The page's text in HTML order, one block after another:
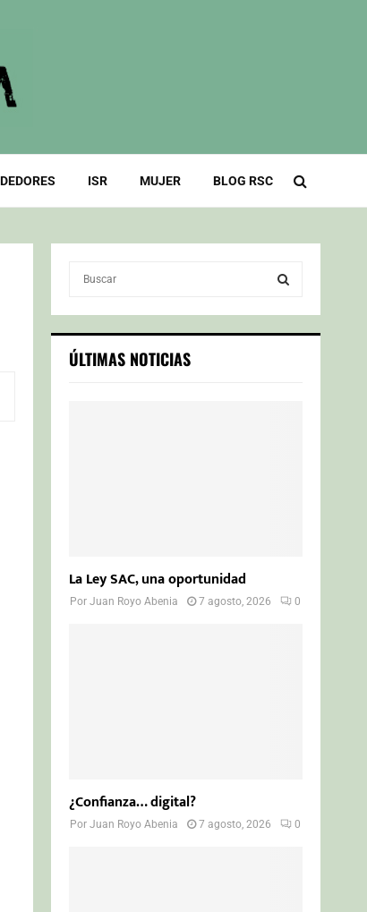
ISR MUJER BLOG RSC
c
h
S
ÚLTIMAS NOTICIAS
La Ley SAC, una oportunidad
PorJuan Royo Abenia 7 agosto, 2026 0
¿Confianza… digital?
PorJuan Royo Abenia 7 agosto, 2026 0